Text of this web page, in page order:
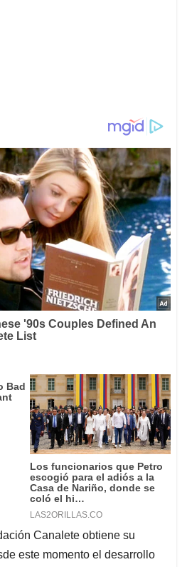
Canalete obtiene su
este momento el desarrollo